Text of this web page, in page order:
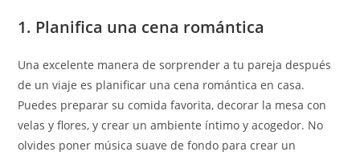
1. Planifica una cena romántica
Una excelente manera de sorprender a tu pareja después
de un viaje es planificar una cena romántica en casa.
Puedes preparar su comida favorita, decorar la mesa con
velas y flores, y crear un ambiente íntimo y acogedor. No
olvides poner música suave de fondo para crear un